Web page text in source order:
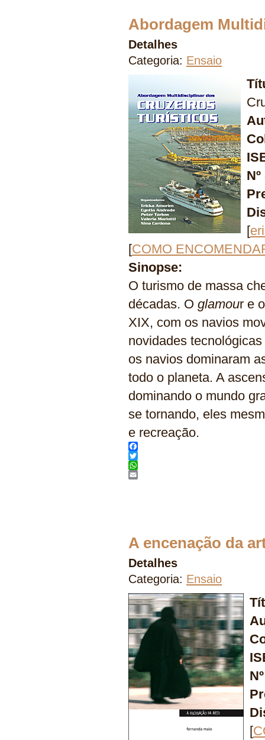
Abordagem
Detalhes
Categoria: Ensaio
[
[COMO
Sinopse:
O turismo de massa
décadas. O glamour e
XIX, com os navios
novidades
os navios dominaram
todo o planeta. A
dominando o mundo
se tornando, eles
e recreação.
Facebook
Twitter
WhatsApp
A encenação da
Detalhes
Categoria: Ensaio
[